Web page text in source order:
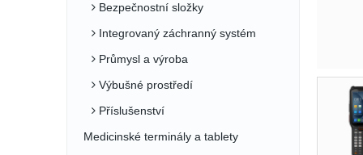
Bezpečnostní složky
Integrovaný záchranný systém
Průmysl a výroba
Výbušné prostředí
Příslušenství
Medicinské terminály a tablety